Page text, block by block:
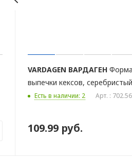
VARDAGEN ВАРДАГЕН
выпечки кексов,
Есть в наличии: 2 Арт. :
109.99 руб.